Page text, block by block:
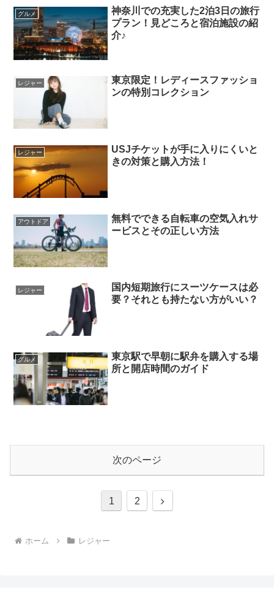
グルメ
神奈川での充実した2泊3日の旅行
プラン！見どころと宿泊施設の紹
介♪
レジャー
東京限定！レディースファッショ
ンの特別コレクション
レジャー
USJチケットが手に入りにくいと
きの対策と購入方法！
アウトドア
無料でできる自転車の空気入れサ
ービスとその正しい方法
レジャー
国内短期旅行にスーツケースは必
要？それとも持たない方がいい？
グルメ
東京駅で早朝に駅弁を購入する場
所と開店時間のガイド
次のページ
1 2
次
ホーム レジャー